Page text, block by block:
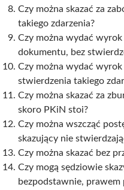
Czy można skazać za
takiego zdarzenia?
Czy można wydać
dokumentu, bez
Czy można wydać
stwierdzenia takiego
Czy można skazać za
skoro PKiN stoi?
Czy można wszcząć
skazujący nie
Czy można skazać bez
Czy mogą sędziowie
bezpodstawnie, prawem